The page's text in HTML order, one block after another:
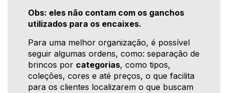
Obs: eles não contam com os ganchos
utilizados para os encaixes.
Para uma melhor organização, é possível
seguir algumas ordens, como: separação de
brincos por categorias, como tipos,
coleções, cores e até preços, o que facilita
para os clientes localizarem o que buscam